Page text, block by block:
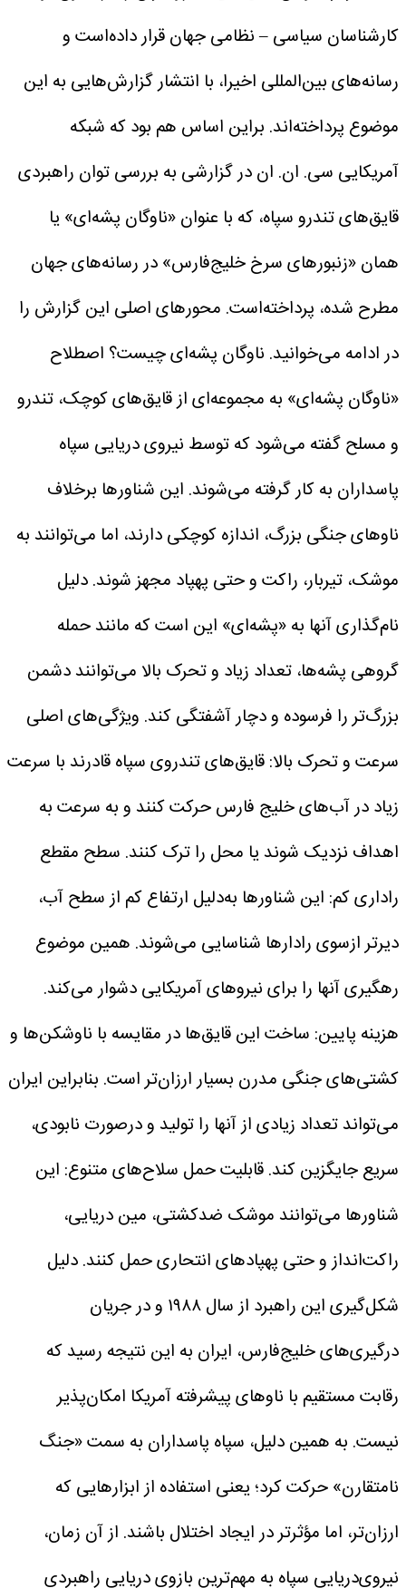
کارشناسان سیاسی – نظامی جهان قرار داده‌است و
رسانه‌های بین‌المللی اخیرا، با انتشار گزارش‌هایی به این
موضوع پرداخته‌اند. براین اساس هم بود که شبکه
آمریکایی سی. ان. ان در گزارشی به بررسی توان راهبردی
قایق‌های تندرو سپاه، که با عنوان «ناوگان پشه‌ای» یا
همان «زنبورهای سرخ خلیج‌فارس» در رسانه‌های جهان
مطرح شده، پرداخته‌است. محورهای اصلی این گزارش را
در ادامه می‌خوانید. ناوگان پشه‌ای چیست؟ اصطلاح
«ناوگان پشه‌ای» به مجموعه‌ای از قایق‌های کوچک، تندرو
و مسلح گفته می‌شود که توسط نیروی دریایی سپاه
پاسداران به کار گرفته می‌شوند. این شناورها برخلاف
ناوهای جنگی بزرگ، اندازه کوچکی دارند، اما می‌توانند به
موشک، تیربار، راکت و حتی پهپاد مجهز شوند.دلیل
نام‌گذاری آنها به «پشه‌ای» این است که مانند حمله
گروهی پشه‌ها، تعداد زیاد و تحرک بالا می‌توانند دشمن
بزرگ‌تر را فرسوده و دچار آشفتگی کند. ویژگی‌های اصلی
سرعت و تحرک بالا:قایق‌های تندروی سپاه قادرند با سرعت
زیاد در آب‌های خلیج فارس حرکت کنند و به سرعت به
اهداف نزدیک شوند یا محل را ترک کنند. سطح مقطع
راداری کم: این شناورها به‌دلیل ارتفاع کم از سطح آب،
دیرتر ازسوی رادارها شناسایی می‌شوند. همین موضوع
رهگیری آنها را برای نیروهای آمریکایی دشوار می‌کند.
هزینه پایین: ساخت این قایق‌ها در مقایسه با ناوشکن‌ها و
کشتی‌های جنگی مدرن بسیار ارزان‌تر است. بنابراین ایران
می‌تواند تعداد زیادی از آنها را تولید و درصورت نابودی،
سریع جایگزین کند.قابلیت حمل سلاح‌های متنوع: این
شناورها می‌توانند موشک ضدکشتی، مین دریایی،
راکت‌انداز و حتی پهپادهای انتحاری حمل کنند.دلیل
شکل‌گیری این راهبرد
از سال ۱۹۸۸ و در جریان
درگیری‌های خلیج‌فارس، ایران به این نتیجه رسید که
رقابت مستقیم با ناوهای پیشرفته آمریکا امکان‌پذیر
نیست. به همین دلیل، سپاه پاسداران به سمت «جنگ
نامتقارن» حرکت کرد؛ یعنی استفاده از ابزارهایی که
ارزان‌تر، اما مؤثرتر در ایجاد اختلال باشند. از آن زمان،
نیروی‌دریایی سپاه به مهم‌ترین بازوی دریایی راهبردی